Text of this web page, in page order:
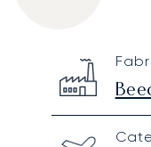
Technical